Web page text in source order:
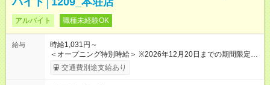
アルバイト 職種未経験OK
給与
時給1,031円～
＜オープニング特別時給＞ ※2026年12月20日までの期間限定特
別時給 8:30～17:00 時給1400円 ※2026年12月21日～通常時
給適用 8:30～17:00 時給1031円 ※日祝は時給100円ＵＰ！ 22
交通費別途支給あり